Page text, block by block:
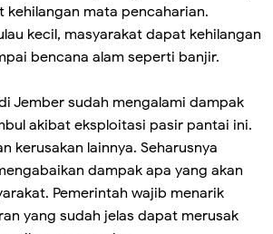
kehilangan mata pencaharian.
kecil, masyarakat dapat kehilangan
bencana alam seperti banjir.
Jember sudah mengalami dampak
akibat eksploitasi pasir pantai ini.
kerusakan lainnya. Seharusnya
dampak apa yang akan
Pemerintah wajib menarik
yang sudah jelas dapat merusak